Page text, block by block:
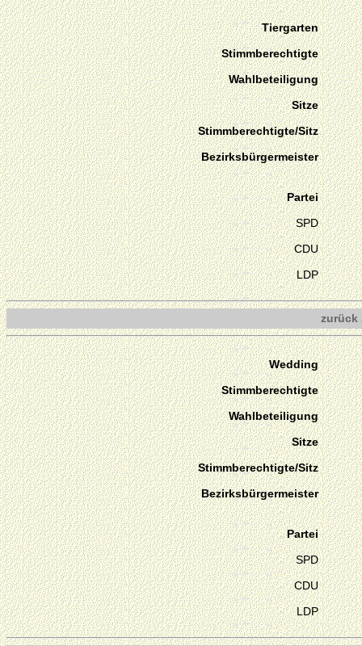
Tiergarten
Stimmberechtigte
Wahlbeteiligung
Sitze
Stimmberechtigte/Sitz
Bezirksbürgermeister
Partei
SPD
CDU
LDP
zurück
Wedding
Stimmberechtigte
Wahlbeteiligung
Sitze
Stimmberechtigte/Sitz
Bezirksbürgermeister
Partei
SPD
CDU
LDP